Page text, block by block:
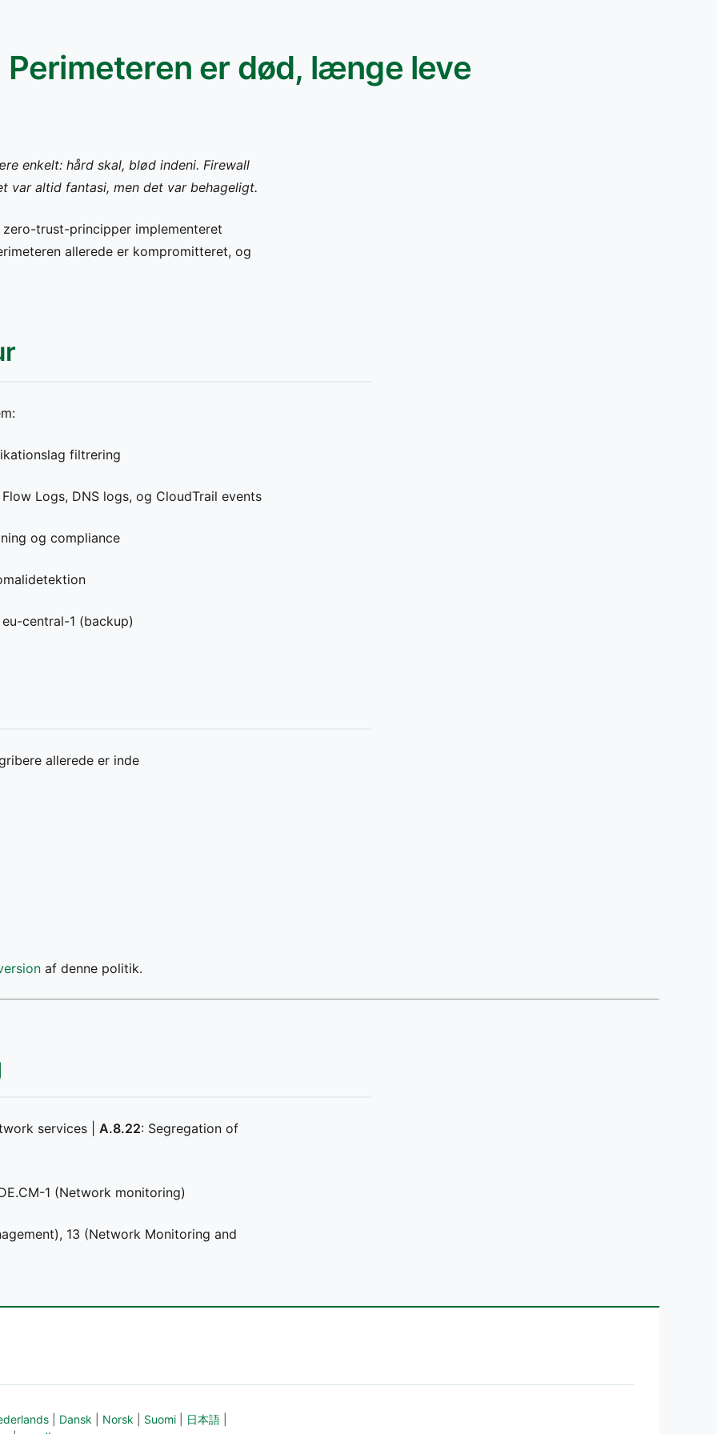
er død, længe leve
enkelt: hård skal, blød indeni. Firewall
var altid fantasi, men det var behageligt.
trust-principper implementeret
allerede er kompromitteret, og
filtrering
Logs, DNS logs, og CloudTrail events
og compliance
central-1 (backup)
allerede er inde
af denne politik.
services | A.8.22: Segregation of
1 (Network monitoring)
13 (Network Monitoring and
Dansk Norsk Suomi 日本語